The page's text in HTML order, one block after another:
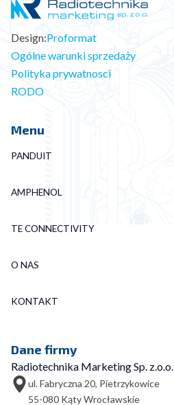
Design:Proformat
Ogólne warunki sprzedaży
Polityka prywatnosci
RODO
Menu
PANDUIT
AMPHENOL
TE CONNECTIVITY
O NAS
KONTAKT
Dane firmy
Radiotechnika Marketing Sp. z.o.o.
ul. Fabryczna 20, Pietrzykowice
55-080 Kąty Wrocławskie